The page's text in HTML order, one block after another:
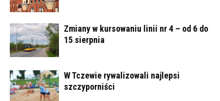
Zmiany w kursowaniu linii nr 4 – od 6 do
15 sierpnia
W Tczewie rywalizowali najlepsi
szczyporniści